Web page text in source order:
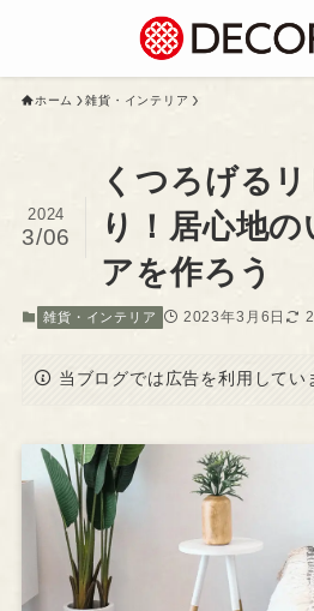
ホーム 雑貨・インテリア
くつろげる
り！居心地
アを作ろう
2024
3/06
雑貨・インテリア 2023年3月6日
当ブログでは広告を利用してい